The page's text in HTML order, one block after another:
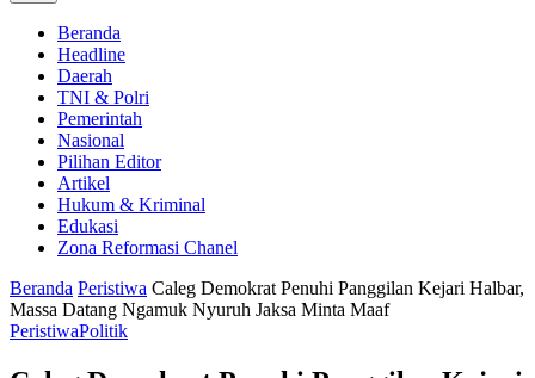
Beranda
Headline
Daerah
TNI & Polri
Pemerintah
Nasional
Pilihan Editor
Artikel
Hukum & Kriminal
Edukasi
Zona Reformasi Chanel
Beranda Peristiwa Caleg Demokrat Penuhi Panggilan Kejari Halbar,
Massa Datang Ngamuk Nyuruh Jaksa Minta Maaf
PeristiwaPolitik